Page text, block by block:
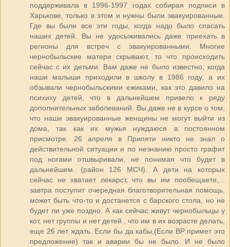
поддерживала в 1996-1997 годах собирая подписи в
Харькове, только в этом и нужны были эвакуированные.
Где вы были все эти годы, когда надо было спасать
наших детей. Вы не удосыживались даже приехать в
регионы для встреч с эвакуированными. Многие
чернобыльские матери скрывают, то что происходить
сейчас с их детьми. Вам даже не было известно, когда
наши малыши приходили в школу в 1986 году, а их
обзывали чернобыльскими ежиками, как это давило на
психиху детей, что в дальнейшем привело к ряду
дополнительных заболеваний. Вы даже не в курсе о том,
что наши эвакуированные женщины не могут выйти из
дома, так как их мужья нуждаюся в постоянном
присмотре. 26 апреля в Припяти никто не знал о
действительной ситуации и по незнанию просто графит
под ногами отшвыривали, не понимая что будет в
дальнейшем. (район 126 МСЧ). А дети на которых
сейчас не хватает лекарст, что вы им пообещаете,...
завтра поступит очередная благотворительная помощь,
может быть что-то и достанется с барского стола, но не
будет ли уже поздно. А как сейчас живут чернобыльцы у
кот, нет группы и нет детей , что им в их возрасте делать,
еще 26 лет ждать. Если бы да кабы,(Если ВР примет это
предложение) так и аварии бы не было. И не было